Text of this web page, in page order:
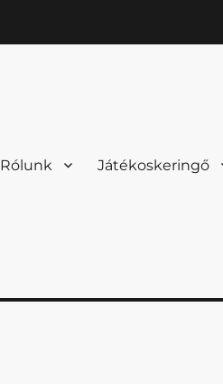
Rólunk Játékoskeringő